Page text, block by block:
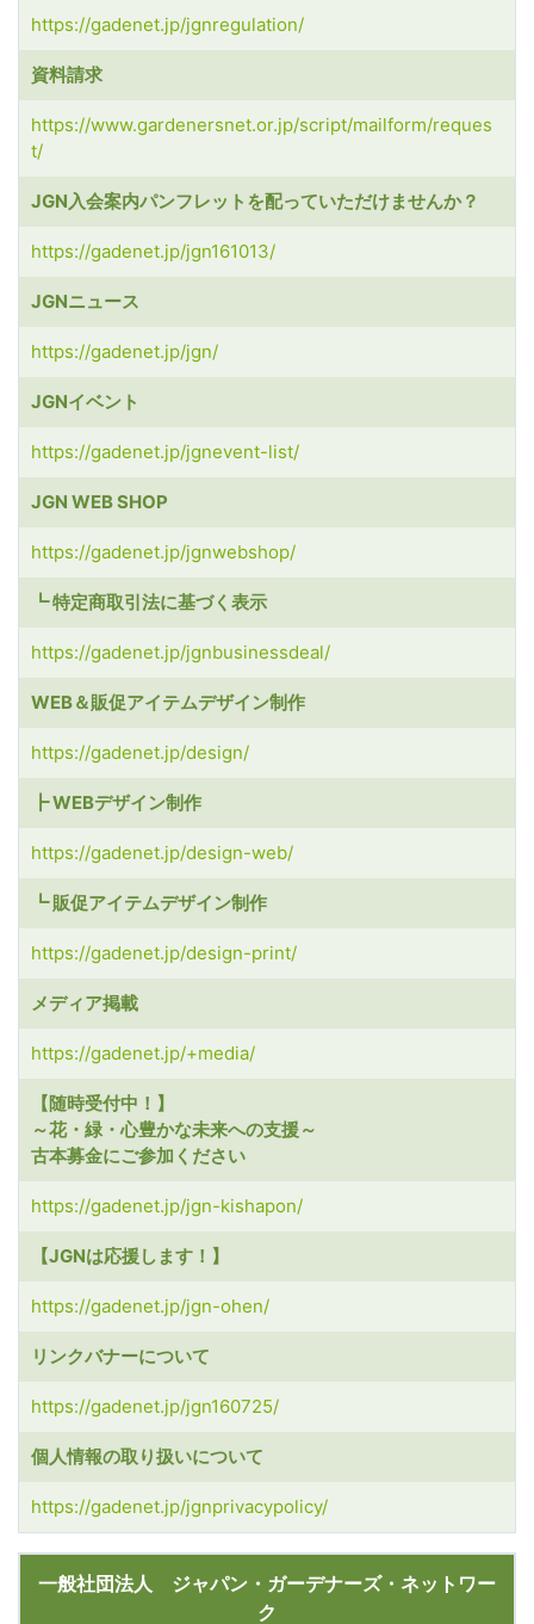
https://gadenet.jp/jgnregulation/
資料請求
https://www.gardenersnet.or.jp/script/mailform/reques
t/
JGN入会案内パンフレットを配っていただけませんか？
https://gadenet.jp/jgn161013/
JGNニュース
https://gadenet.jp/jgn/
JGNイベント
https://gadenet.jp/jgnevent-list/
JGN WEB SHOP
https://gadenet.jp/jgnwebshop/
┗ 特定商取引法に基づく表示
https://gadenet.jp/jgnbusinessdeal/
WEB＆販促アイテムデザイン制作
https://gadenet.jp/design/
┣ WEBデザイン制作
https://gadenet.jp/design-web/
┗ 販促アイテムデザイン制作
https://gadenet.jp/design-print/
メディア掲載
https://gadenet.jp/+media/
【随時受付中！】
～花・緑・心豊かな未来への支援～
古本募金にご参加ください
https://gadenet.jp/jgn-kishapon/
【JGNは応援します！】
https://gadenet.jp/jgn-ohen/
リンクバナーについて
https://gadenet.jp/jgn160725/
個人情報の取り扱いについて
https://gadenet.jp/jgnprivacypolicy/
一般社団法人 ジャパン・ガーデナーズ・ネットワー
ク